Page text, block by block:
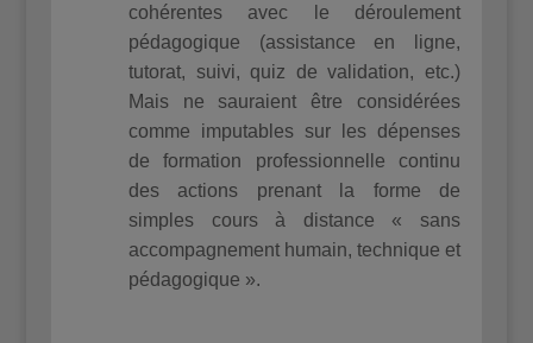
cohérentes avec le déroulement
pédagogique (assistance en ligne,
tutorat, suivi, quiz de validation, etc.)
Mais ne sauraient être considérées
comme imputables sur les dépenses
de formation professionnelle continu
des actions prenant la forme de
simples cours à distance « sans
accompagnement humain, technique et
pédagogique ».